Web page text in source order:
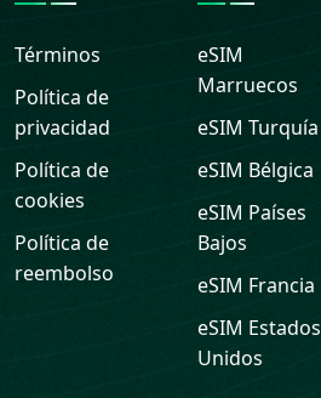
Términos
Política de
privacidad
Política de
cookies
Política de
reembolso
eSIM
Marruecos
eSIMTurquía
eSIM Bélgica
eSIM Países
Bajos
eSIM Francia
eSIM Estados
Unidos